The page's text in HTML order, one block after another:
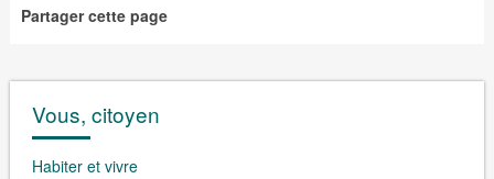
Partager cette page
Vous, citoyen
Habiter et vivre